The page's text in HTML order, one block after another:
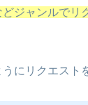
ジャンルでリ
にリクエスト